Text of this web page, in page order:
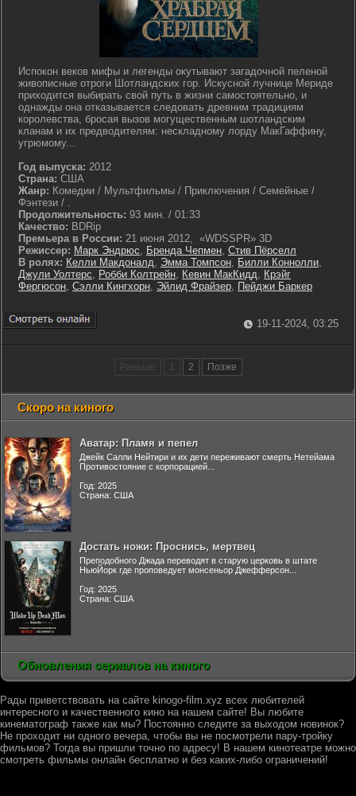
Испокон веков мифы и легенды окутывают загадочной пеленой
живописные отроги Шотландских гор. Искусной лучнице Мериде
приходится выбирать свой путь в жизни самостоятельно, и
однажды она отказывается следовать древним традициям
королевства, бросая вызов могущественным шотландским
кланам и их предводителям: нескладному лорду МакГаффину,
угрюмому...
Год выпуска: 2012
Страна: США
Жанр: Комедии / Мультфильмы / Приключения / Семейные /
Фэнтези / .
Продолжительность: 93 мин. / 01:33
Качество: BDRip
Премьера в России: 21 июня 2012, «WDSSPR» 3D
Режиссер: Марк Эндрюс, Бренда Чепмен, Стив Пёрселл
В ролях: Келли Макдоналд, Эмма Томпсон, Билли Коннолли,
Джули Уолтерс, Робби Колтрейн, Кевин МакКидд, Крэйг
Фергюсон, Сэлли Кингхорн, Эйлид Фрайзер, Пейджи Баркер
19-11-2024, 03:25
Раньше 2 Позже
Скоро на киного
Аватар: Пламя и пепел
Джейк Салли Нейтири и их дети переживают смерть Нетейама
Противостояние с корпорацией...
Год: 2025
Страна: США
Достать ножи: Проснись, мертвец
Преподобного Джада переводят в старую церковь в штате
НьюЙорк где проповедует монсеньор Джефферсон...
Год: 2025
Страна: США
Обновления сериалов на киного
Рады приветствовать на сайте kinogo-film.xyz всех любителей
интересного и качественного кино на нашем сайте! Вы любите
кинематограф также как мы? Постоянно следите за выходом новинок?
Не проходит ни одного вечера, чтобы вы не посмотрели пару-тройку
фильмов? Тогда вы пришли точно по адресу! В нашем кинотеатре можно
смотреть фильмы онлайн бесплатно и без каких-либо ограничений!